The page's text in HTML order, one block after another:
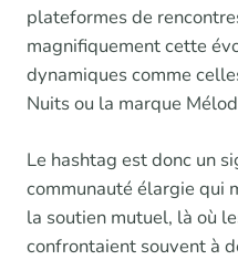
plateformes de
magnifiquement cette
dynamiques comme
Nuits ou la marque
Le hashtag est donc un
communauté élargie qui
la soutien mutuel, là où
confrontaient souvent à